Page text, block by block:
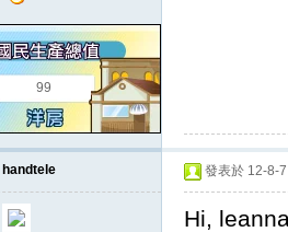
99
handtele 發表於 12-8-
Hi,